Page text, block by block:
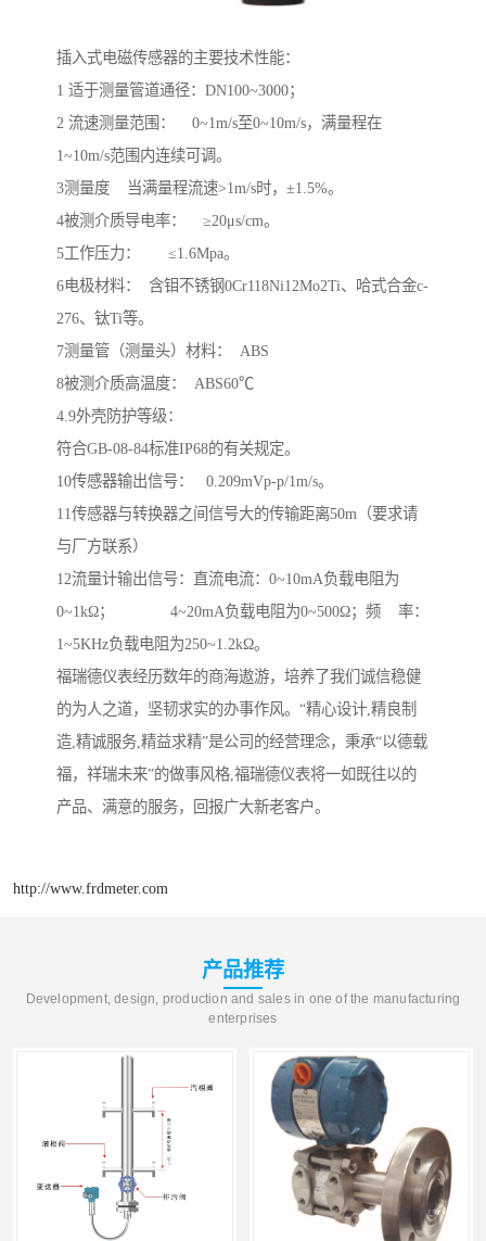
插入式电磁传感器的主要技术性能：
1 适于测量管道通径：DN100~3000；
2 流速测量范围： 0~1m/s至0~10m/s，满量程在
1~10m/s范围内连续可调。
3测量度 当满量程流速>1m/s时，±1.5%。
4被测介质导电率： ≥20μs/cm。
5工作压力： ≤1.6Mpa。
6电极材料： 含钼不锈钢0Cr118Ni12Mo2Ti、哈式合金c-
276、钛Ti等。
7测量管（测量头）材料： ABS
8被测介质高温度： ABS60℃
4.9外壳防护等级：
符合GB-08-84标准IP68的有关规定。
10传感器输出信号： 0.209mVp-p/1m/s。
11传感器与转换器之间信号大的传输距离50m（要求请
与厂方联系）
12流量计输出信号：直流电流：0~10mA负载电阻为
0~1kΩ； 4~20mA负载电阻为0~500Ω；频 率：
1~5KHz负载电阻为250~1.2kΩ。
福瑞德仪表经历数年的商海遨游，培养了我们诚信稳健
的为人之道，坚韧求实的办事作风。“精心设计,精良制
造,精诚服务,精益求精”是公司的经营理念，秉承“以德载
福，祥瑞未来”的做事风格,福瑞德仪表将一如既往以的
产品、满意的服务，回报广大新老客户。
http://www.frdmeter.com
产品推荐
Development, design, production and sales in one of the manufacturing
enterprises